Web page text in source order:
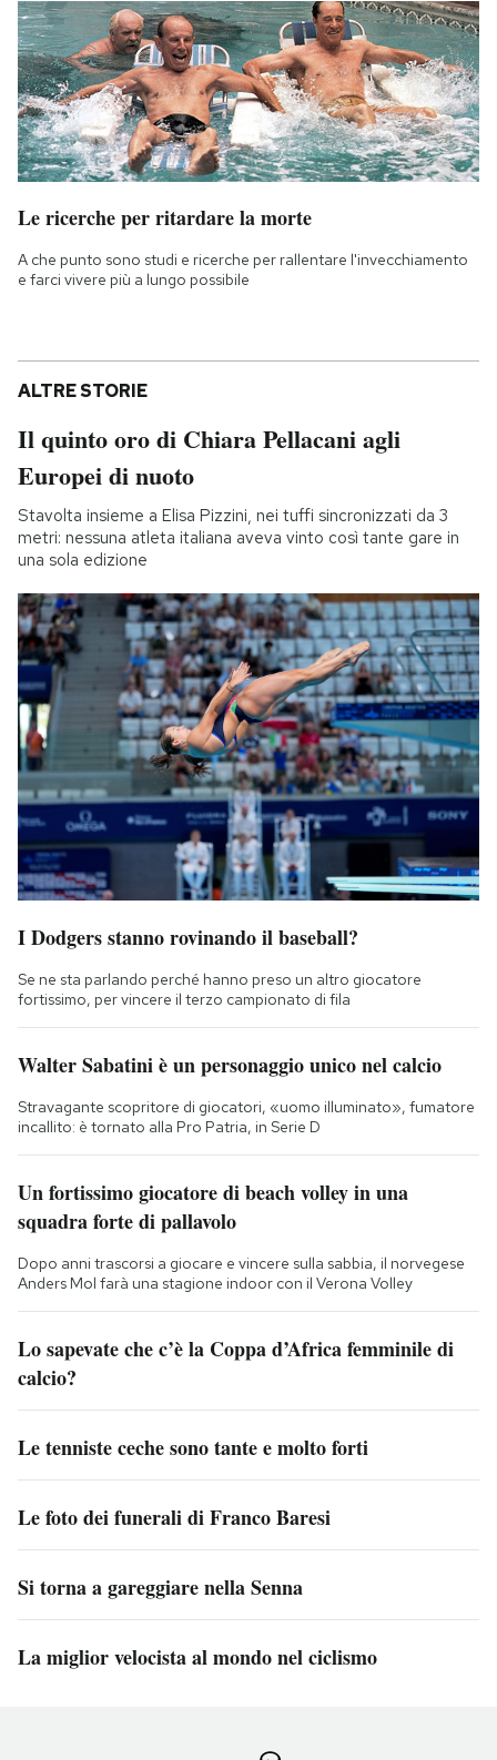
Le ricerche per ritardare la morte
A che punto sono studi e ricerche per rallentare l'invecchiamento
e farci vivere più a lungo possibile
ALTRE STORIE
Il quinto oro di Chiara Pellacani agli
Europei di nuoto
Stavolta insieme a Elisa Pizzini, nei tuffi sincronizzati da 3
metri: nessuna atleta italiana aveva vinto così tante gare in
una sola edizione
I Dodgers stanno rovinando il baseball?
Se ne sta parlando perché hanno preso un altro giocatore
fortissimo, per vincere il terzo campionato di fila
Walter Sabatini è un personaggio unico nel calcio
Stravagante scopritore di giocatori, «uomo illuminato», fumatore
incallito: è tornato alla Pro Patria, in Serie D
Un fortissimo giocatore di beach volley in una
squadra forte di pallavolo
Dopo anni trascorsi a giocare e vincere sulla sabbia, il norvegese
Anders Mol farà una stagione indoor con il Verona Volley
Lo sapevate che c’è la Coppa d’Africa femminile di
calcio?
Le tenniste ceche sono tante e molto forti
Le foto dei funerali di Franco Baresi
Si torna a gareggiare nella Senna
La miglior velocista al mondo nel ciclismo